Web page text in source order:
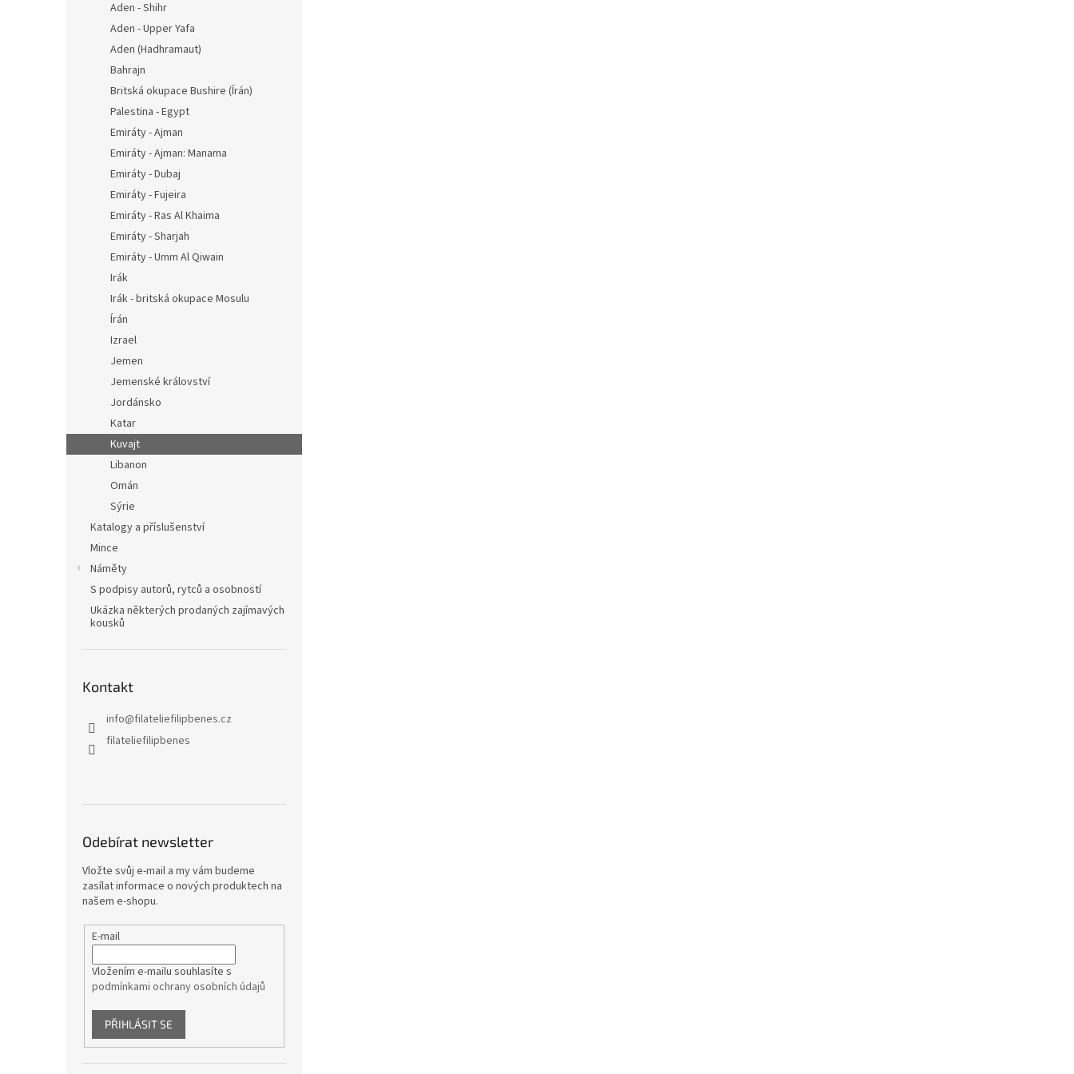
Aden - Shihr
Aden - Upper Yafa
Aden (Hadhramaut)
Bahrajn
Britská okupace Bushire (Írán)
Palestina - Egypt
Emiráty - Ajman
Emiráty - Ajman: Manama
Emiráty - Dubaj
Emiráty - Fujeira
Emiráty - Ras Al Khaima
Emiráty - Sharjah
Emiráty - Umm Al Qiwain
Irák
Irák - britská okupace Mosulu
Írán
Izrael
Jemen
Jemenské království
Jordánsko
Katar
Kuvajt
Libanon
Omán
Sýrie
Katalogy a příslušenství
Mince
Náměty
S podpisy autorů, rytců a osobností
Ukázka některých prodaných zajímavých
kousků
Kontakt
info@filateliefilipbenes.cz
filateliefilipbenes
Odebírat newsletter
Vložte svůj e-mail a my vám budeme
zasílat informace o nových produktech na
našem e-shopu.
E-mail
Vložením e-mailu souhlasíte s
podmínkami ochrany osobních údajů
PŘIHLÁSIT SE